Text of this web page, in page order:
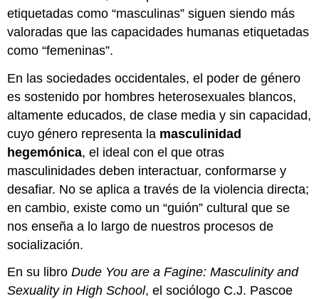
etiquetadas como “masculinas” siguen siendo más
valoradas que las capacidades humanas etiquetadas
como “femeninas”.
En las sociedades occidentales, el poder de género
es sostenido por hombres heterosexuales blancos,
altamente educados, de clase media y sin capacidad,
cuyo género representa la masculinidad
hegemónica, el ideal con el que otras
masculinidades deben interactuar, conformarse y
desafiar. No se aplica a través de la violencia directa;
en cambio, existe como un “guión” cultural que se
nos enseña a lo largo de nuestros procesos de
socialización.
En su libroDude You are a Fagine: Masculinity and
Sexuality in High School, el sociólogo C.J. Pascoe